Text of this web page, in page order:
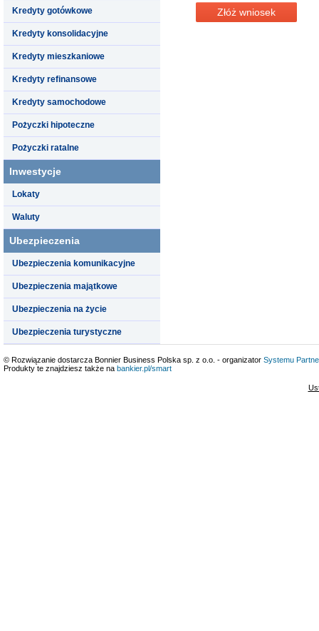
Kredyty gotówkowe
Kredyty konsolidacyjne
Kredyty mieszkaniowe
Kredyty refinansowe
Kredyty samochodowe
Pożyczki hipoteczne
Pożyczki ratalne
Inwestycje
Lokaty
Waluty
Ubezpieczenia
Ubezpieczenia komunikacyjne
Ubezpieczenia majątkowe
Ubezpieczenia na życie
Ubezpieczenia turystyczne
Złóż wniosek
© Rozwiązanie dostarcza Bonnier Business Polska sp. z o.o. - organizator Systemu
Produkty te znajdziesz także na bankier.pl/smart